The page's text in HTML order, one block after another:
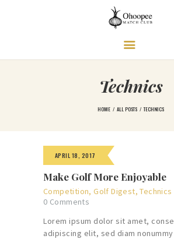
Technics
HOME ALL POSTS TECHNICS
Ohoopee
A PRIVATE GOLF RETREAT
APRIL 18, 2017
Make Golf More Enjoyable
Competition,Golf Digest,Technics
0 Comments
Lorem ipsum dolor sit amet,
adipiscing elit, sed diam